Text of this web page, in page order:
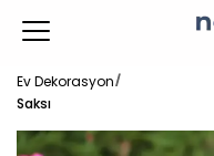
Ev Dekorasyon
Saksı